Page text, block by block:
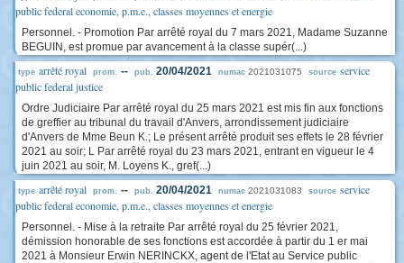
public federal economie, p.m.e., classes moyennes et energie
Personnel. - Promotion Par arrêté royal du 7 mars 2021, Madame Suzanne
BEGUIN, est promue par avancement à la classe supér(...)
type arrêté royal prom. -- pub. 20/04/2021 numac 2021031075 source service
public federal justice
Ordre Judiciaire Par arrêté royal du 25 mars 2021 est mis fin aux fonctions
de greffier au tribunal du travail d'Anvers, arrondissement judiciaire
d'Anvers de Mme Beun K.; Le présent arrêté produit ses effets le 28 février
2021 au soir; L Par arrêté royal du 23 mars 2021, entrant en vigueur le 4
juin 2021 au soir, M. Loyens K., gref(...)
type arrêté royal prom. -- pub. 20/04/2021 numac 2021031083 source service
public federal economie, p.m.e., classes moyennes et energie
Personnel. - Mise à la retraite Par arrêté royal du 25 février 2021,
démission honorable de ses fonctions est accordée à partir du 1 er mai
2021 à Monsieur Erwin NERINCKX, agent de l'Etat au Service public